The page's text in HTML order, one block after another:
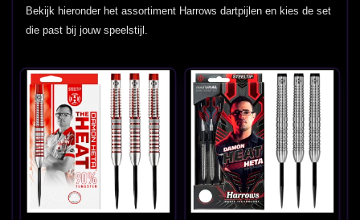
Bekijk hieronder het assortiment Harrows dartpijlen en kies de set
die past bij jouw speelstijl.